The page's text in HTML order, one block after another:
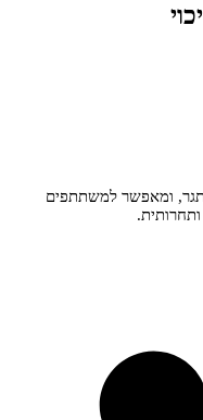
למשתתפים